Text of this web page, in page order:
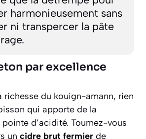
harmonieusement sans
ni transpercer la pâte
par excellence
richesse du kouign-amann, rien
qui apporte de la
d’acidité. Tournez-vous
un cidre brut fermier de